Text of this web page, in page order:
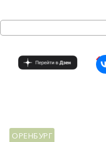
ОРЕНБУРГ